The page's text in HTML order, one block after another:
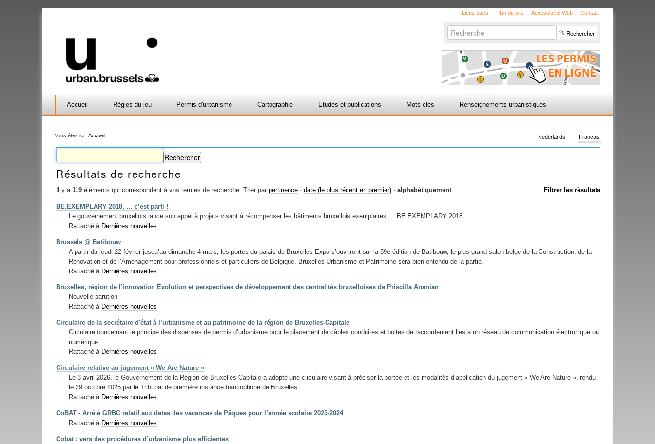
Liens utiles Plan du site Accessibilité Web Contact
Chercher par
avancée…
Accueil Règles du jeu Permis d'urbanisme Cartographie Etudes et publications Mots-clés Renseignements urbanistiques
Vous êtes ici : Accueil Français
Nederlands
Résultats de recherche
Il y a 119 éléments qui correspondent à vos termes de recherche. Filtrer les résultats
Trier par pertinence · date (le plus récent en premier) · alphabétiquement
BE.EXEMPLARY 2018, … c’est parti !
Le gouvernement bruxellois lance son appel à projets visant à récompenser les bâtiments bruxellois exemplaires … BE.EXEMPLARY 2018
Rattaché à Dernières nouvelles
Brussels @ Batibouw
A partir du jeudi 22 février jusqu’au dimanche 4 mars, les portes du palais de Bruxelles Expo s’ouvriront sur la 59e édition de Batibouw, le plus grand salon belge de la Construction, de la
Rénovation et de l’Aménagement pour professionnels et particuliers de Belgique. Bruxelles Urbanisme et Patrimoine sera bien entendu de la partie.
Rattaché à Dernières nouvelles
Bruxelles, région de l’innovation Évolution et perspectives de développement des centralités bruxelloises de Priscilla Ananian
Nouvelle parution
Rattaché à Dernières nouvelles
Circulaire de la secrétaire d'état à l’urbanisme et au patrimoine de la région de Bruxelles-Capitale
Circulaire concernant le principe des dispenses de permis d’urbanisme pour le placement de câbles conduites et boites de raccordement lies a un réseau de communication électronique ou
numérique
Rattaché à Dernières nouvelles
Circulaire relative au jugement « We Are Nature »
Le 3 avril 2026, le Gouvernement de la Région de Bruxelles-Capitale a adopté une circulaire visant à préciser la portée et les modalités d’application du jugement « We Are Nature », rendu
le 29 octobre 2025 par le Tribunal de première instance francophone de Bruxelles.
Rattaché à Dernières nouvelles
CoBAT - Arrêté GRBC relatif aux dates des vacances de Pâques pour l’année scolaire 2023-2024
Rattaché à Dernières nouvelles
Cobat : vers des procédures d’urbanisme plus efficientes